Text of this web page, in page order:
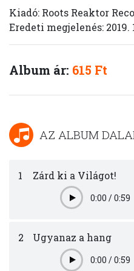
Kiadó: Roots Reaktor
Eredeti megjelenés: 2019.
Album ár: 615 Ft
AZ ALBUM
1 Zárd ki a Világot!
Play0:00 /0:59
2 Ugyanaz a hang
Play0:00 /0:59